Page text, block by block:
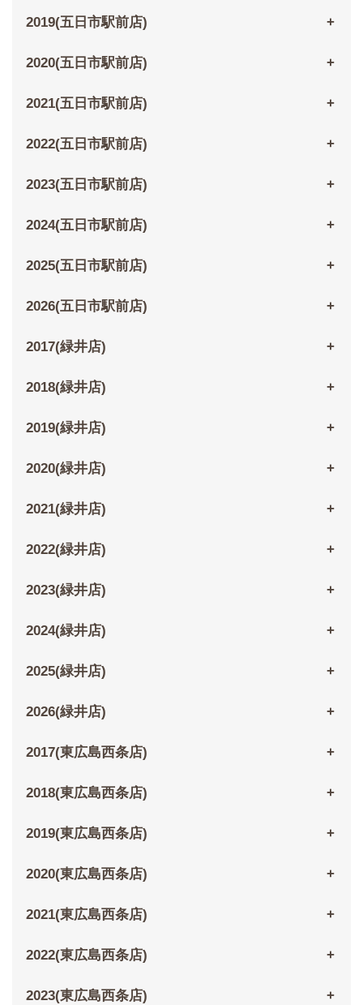
2019(五日市駅前店)
2020(五日市駅前店)
2021(五日市駅前店)
2022(五日市駅前店)
2023(五日市駅前店)
2024(五日市駅前店)
2025(五日市駅前店)
2026(五日市駅前店)
2017(緑井店)
2018(緑井店)
2019(緑井店)
2020(緑井店)
2021(緑井店)
2022(緑井店)
2023(緑井店)
2024(緑井店)
2025(緑井店)
2026(緑井店)
2017(東広島西条店)
2018(東広島西条店)
2019(東広島西条店)
2020(東広島西条店)
2021(東広島西条店)
2022(東広島西条店)
2023(東広島西条店)